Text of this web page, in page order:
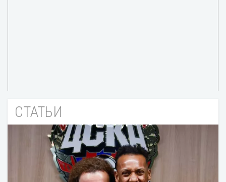
СТАТЬИ